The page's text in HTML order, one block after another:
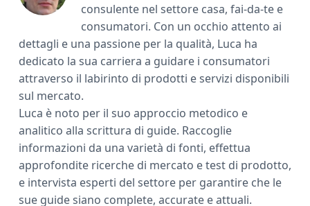
consulente nel settore casa, fai-da-te e
consumatori. Con un occhio attento ai
dettagli e una passione per la qualità, Luca ha
dedicato la sua carriera a guidare i consumatori
attraverso il labirinto di prodotti e servizi disponibili
sul mercato.
Luca è noto per il suo approccio metodico e
analitico alla scrittura di guide. Raccoglie
informazioni da una varietà di fonti, effettua
approfondite ricerche di mercato e test di prodotto,
e intervista esperti del settore per garantire che le
sue guide siano complete, accurate e attuali.